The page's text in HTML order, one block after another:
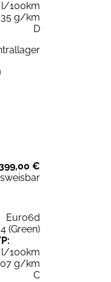
100km
g/km
D
€
Euro6d
4 (Green)
l/100km
g/km
C